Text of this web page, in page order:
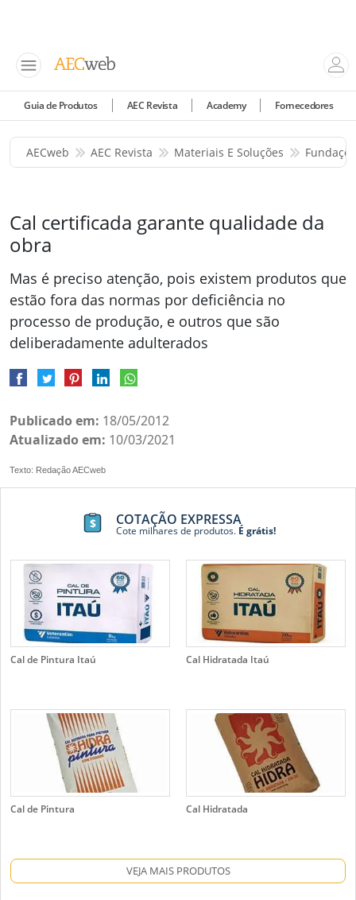
Guia de Produtos AEC Revista Academy Fornecedores
AECweb AEC Revista Materiais E Soluções
Cal certificada garante qualidade da
obra
Mas é preciso atenção, pois existem produtos que
estão fora das normas por deficiência no
processo de produção, e outros que são
deliberadamente adulterados
Publicado em: 18/05/2012
Atualizado em: 10/03/2021
Texto: Redação AECweb
COTAÇÃO EXPRESSA
Cote milhares de produtos.É grátis!
Cal de Pintura Itaú Cal Hidratada Itaú
Cal de Pintura Cal Hidratada
VEJA MAIS PRODUTOS